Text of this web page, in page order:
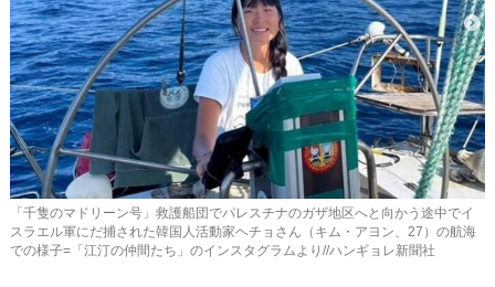
「千隻のマドリーン号」救護船団でパレスチナのガザ地区へと向かう途中でイ
スラエル軍にだ捕された韓国人活動家ヘチョさん（キム・アヨン、27）の航海
での様子=「江汀の仲間たち」のインスタグラムより//ハンギョレ新聞社